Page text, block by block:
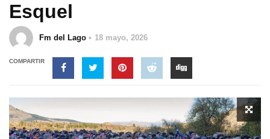
Esquel
Fm del Lago 18 mayo, 2026
COMPARTIR